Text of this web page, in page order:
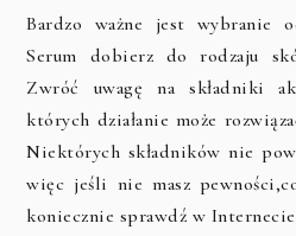
Bardzo ważne jest wybranie
Serum dobierz do rodzaju
Zwróć uwagę na składniki
których działanie może
Niektórych składników nie
więc jeśli nie masz
koniecznie sprawdź w